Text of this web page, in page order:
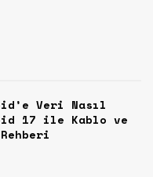
Veri Nasıl
17 ile Kablo ve